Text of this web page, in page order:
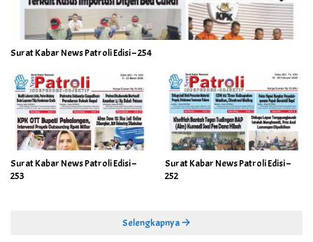
Surat Kabar News Patroli Edisi – 254
Surat Kabar News Patroli Edisi –
253
Surat Kabar News Patroli Edisi –
252
Selengkapnya